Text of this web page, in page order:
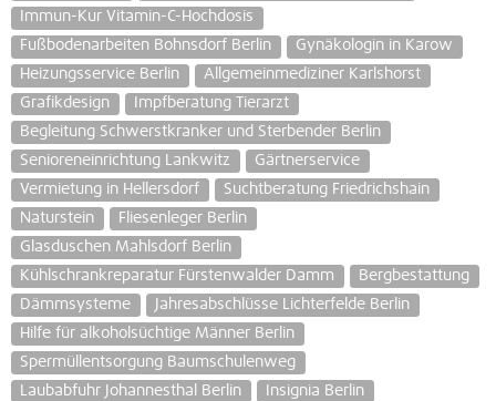
Immun-Kur Vitamin-C-Hochdosis
Fußbodenarbeiten Bohnsdorf Berlin
Gynäkologin in Karow
Heizungsservice Berlin
Allgemeinmediziner Karlshorst
Grafikdesign
Impfberatung Tierarzt
Begleitung Schwerstkranker und Sterbender Berlin
Senioreneinrichtung Lankwitz
Gärtnerservice
Vermietung in Hellersdorf
Suchtberatung Friedrichshain
Naturstein
Fliesenleger Berlin
Glasduschen Mahlsdorf Berlin
Kühlschrankreparatur Fürstenwalder Damm
Bergbestattung
Dämmsysteme
Jahresabschlüsse Lichterfelde Berlin
Hilfe für alkoholsüchtige Männer Berlin
Spermüllentsorgung Baumschulenweg
Laubabfuhr Johannesthal Berlin
Insignia Berlin